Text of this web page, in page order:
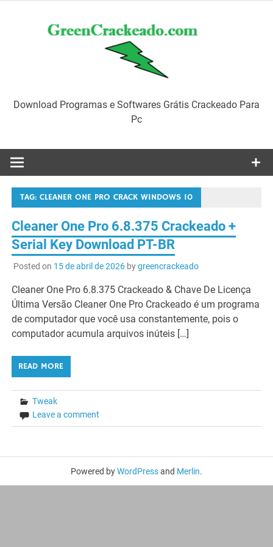
Download Programas e Softwares Grátis Crackeado Para
Pc
TAG:CLEANER ONE PRO CRACK WINDOWS 10
Cleaner One Pro 6.8.375 Crackeado +
Serial Key Download PT-BR
Posted on 15 de abril de 2026bygreencrackeado
Cleaner One Pro 6.8.375 Crackeado & Chave De Licença
Última Versão Cleaner One Pro Crackeado é um programa
de computador que você usa constantemente, pois o
computador acumula arquivos inúteis […]
READ MORE
Tweak
Leave a comment
Powered byWordPressand Merlin.